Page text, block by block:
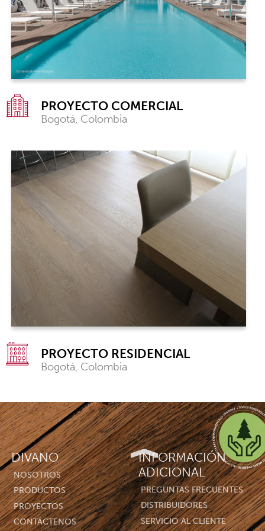
PROYECTO COMERCIAL
Bogotá, Colombia
PROYECTO RESIDENCIAL
Bogotá, Colombia
DIVANO
NOSOTROS
PRODUCTOS
PROYECTOS
CONTÁCTENOS
INFORMACIÓN
ADICIONAL
PREGUNTAS FRECUENTES
DISTRIBUIDORES
SERVICIO AL CLIENTE